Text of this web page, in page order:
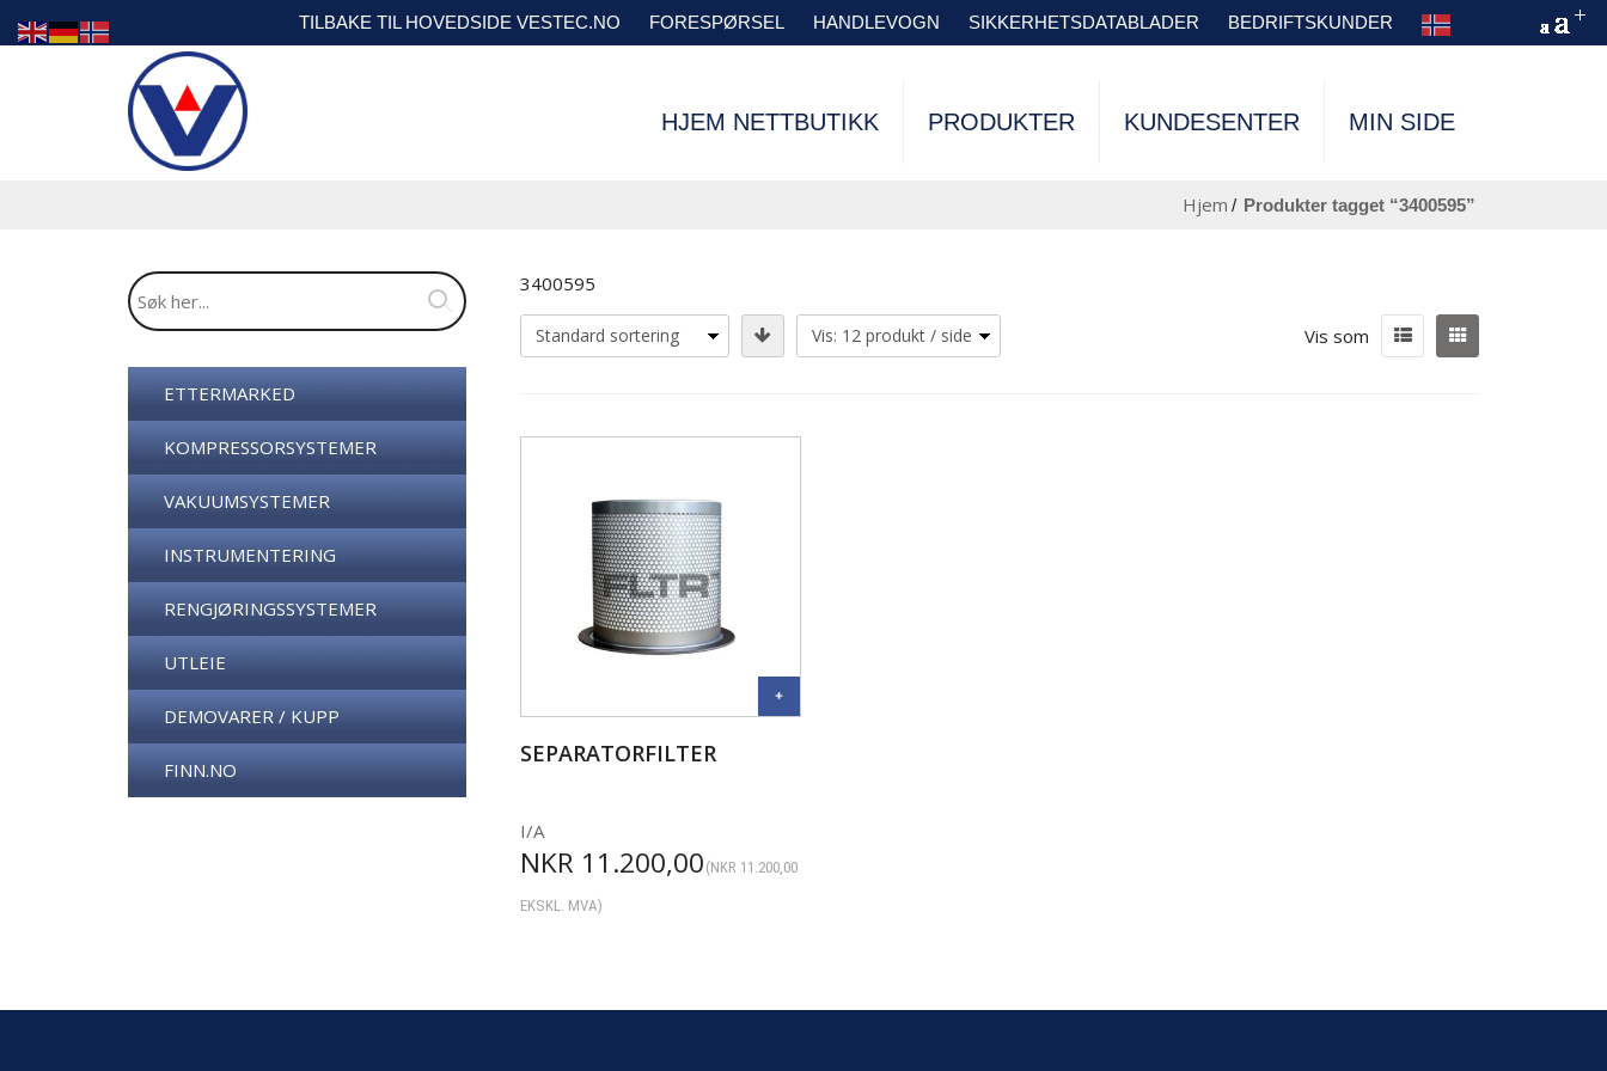
TILBAKE TIL HOVEDSIDE VESTEC.NO FORESPØRSEL HANDLEVOGN SIKKERHETSDATABLADER BEDRIFTSKUNDER
HJEM NETTBUTIKK PRODUKTER KUNDESENTER MIN SIDE
Hjem / produkter tagget “3400595”
ETTERMARKED
KOMPRESSORSYSTEMER
VAKUUMSYSTEMER
INSTRUMENTERING
RENGJØRINGSSYSTEMER
UTLEIE
DEMOVARER / KUPP
FINN.NO
3400595
Vis som
SEPARATORFILTER
I/A
NKR 11.200,00 (NKR 11.200,00
EKSKL. MVA)